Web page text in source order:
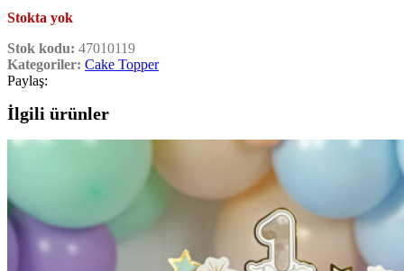
Stokta yok
Stok kodu: 47010119
Kategoriler: Cake Topper
Paylaş:
İlgili ürünler